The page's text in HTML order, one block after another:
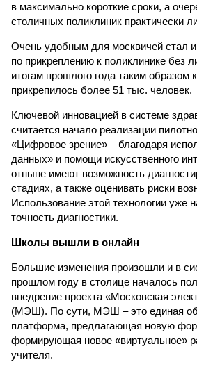
в максимально короткие сроки, а
столичных поликлиник практически
Очень удобным для москвичей стал
по прикреплению к поликлинике без
итогам прошлого года таким образом
прикрепилось более 51 тыс. человек.
Ключевой инновацией в системе
считается начало реализации
«Цифровое зрение» – благодаря
данных» и помощи искусственного
отныне имеют возможность
стадиях, а также оценивать риски
Использование этой технологии уже
точность диагностики.
Школы вышли в онлайн
Большие изменения произо­шли и в
прошлом году в столице началось
внедрение проекта «Московская
(МЭШ). По сути, МЭШ – это единая
платформа, предлагающая новую
формирующая новое «виртуальное»
учителя.